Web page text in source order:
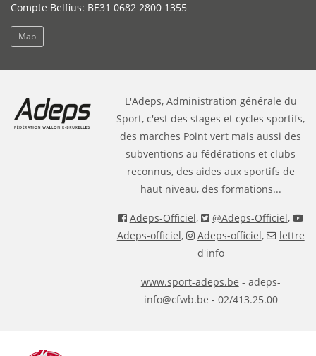
Compte Belfius: BE31 0682 2800 1355
Map
L'Adeps, Administration générale du
Sport, c'est des stages et cycles sportifs,
des marches Point vert mais aussi des
subventions au fédérations et clubs
reconnus, des aides aux sportifs de
haut niveau, des formations...
Adeps-Officiel, @Adeps-Officiel,
Adeps-officiel, Adeps-officiel,
lettre
d'info
www.sport-adeps.be - adeps-
info@cfwb.be - 02/413.25.00